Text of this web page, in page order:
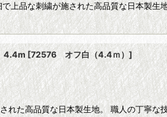
品な刺繍が施された高品質な日本製生
4.4m [72576 オフ白（4.4ｍ）]
た高品質な日本製生地。 職人の丁寧な